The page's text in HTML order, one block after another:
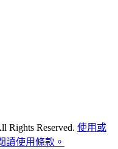
Rights Reserved. 使用或
讀使用條款。